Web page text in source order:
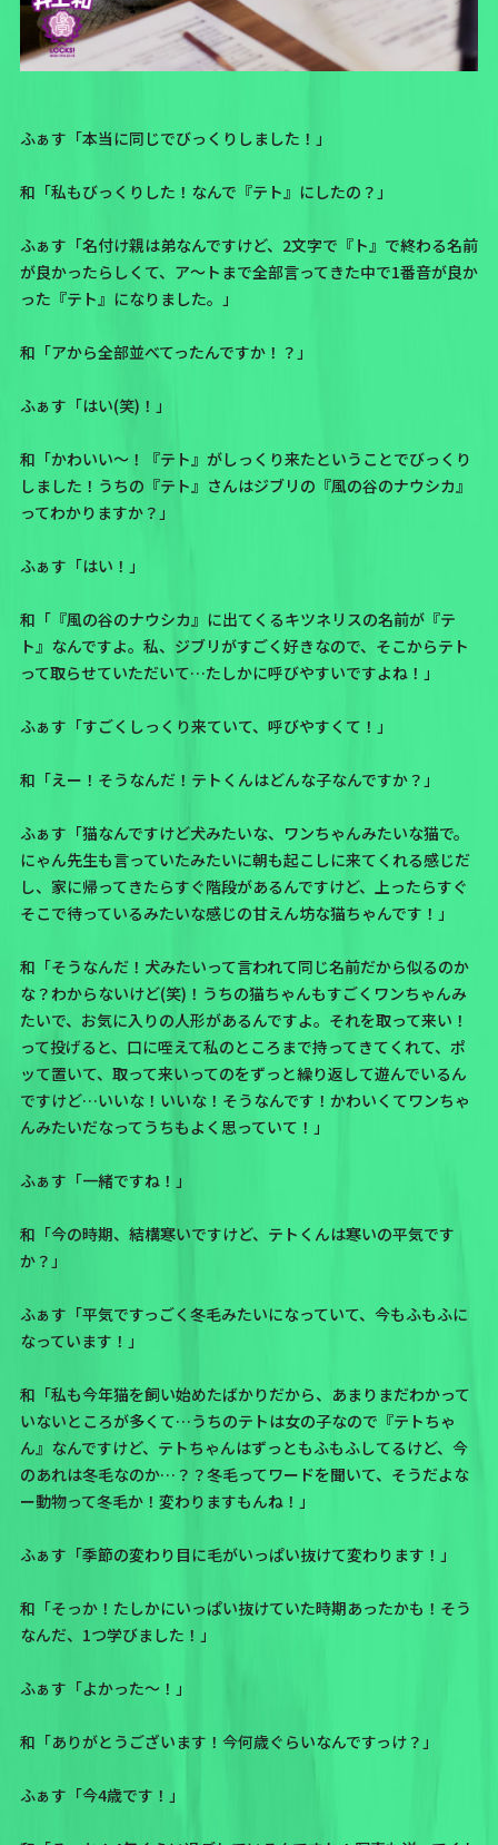
ふぁす「本当に同じでびっくりしました！」
和「私もびっくりした！なんで『テト』にしたの？」
ふぁす「名付け親は弟なんですけど、2文字で『ト』で終わる名前
が良かったらしくて、ア〜トまで全部言ってきた中で1番音が良か
った『テト』になりました。 」
和「アから全部並べてったんですか！？」
ふぁす「はい(笑)！」
和「かわいい〜！『テト』がしっくり来たということでびっくり
しました！うちの『テト』さんはジブリの 『風の谷のナウシカ』
ってわかりますか？」
ふぁす「はい！」
和「『風の谷のナウシカ』に出てくるキツネリスの名前が『テ
ト』 なんですよ。私、ジブリがすごく好きなので、そこからテト
って取らせていただいて…たしかに呼びやすいですよね！」
ふぁす「すごくしっくり来ていて、呼びやすくて！」
和「えー！そうなんだ！テトくんはどんな子なんですか？」
ふぁす「猫なんですけど犬みたいな、ワンちゃんみたいな猫で。
にゃん先生も言っていたみたいに朝も起こしに来てくれる感じだ
し、家に帰ってきたらすぐ階段があるんですけど、上ったらすぐ
そこで待っているみたいな感じの甘えん坊な猫ちゃんです！」
和「そうなんだ！犬みたいって言われて同じ名前だから似るのか
な？わからないけど(笑)！うちの猫ちゃんもすごくワンちゃんみ
たいで、お気に入りの人形があるんですよ。それを取って来い！
って投げると、口に咥えて私のところまで持ってきてくれて、ポ
ッて置いて、取って来いってのをずっと繰り返して遊んでいるん
ですけど…いいな！いいな！ そうなんです！かわいくてワンちゃ
んみたいだなってうちもよく思っていて！ 」
ふぁす「一緒ですね！」
和「今の時期、結構寒いですけど、テトくんは寒いの平気です
か？」
ふぁす「平気ですっごく冬毛みたいになっていて、今もふもふに
なっています！」
和「私も今年猫を飼い始めたばかりだから、あまりまだわかって
いないところが多くて…うちのテトは女の子なので『テトちゃ
ん』なんですけど、テトちゃんはずっともふもふしてるけど、今
のあれは冬毛なのか…？？冬毛ってワードを聞いて、そうだよな
ー動物って冬毛か！変わりますもんね！ 」
ふぁす「季節の変わり目に毛がいっぱい抜けて変わります！」
和「そっか！たしかにいっぱい抜けていた時期あったかも！そう
なんだ、1つ学びました！」
ふぁす「よかった〜！」
和「ありがとうございます！今何歳ぐらいなんですっけ？」
ふぁす「今4歳です！」